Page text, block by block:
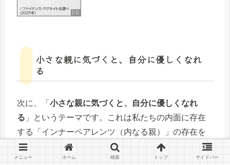
小さな親に気づくと、自分に優しくなれ
る
次に、「 小さな親に気づくと、自分に優しくなれ
る 」というテーマです。これは私たちの内面に存在
する「インナーペアレンツ（内なる親）」の存在を
指します。インナーペアレンツとは、私たちが子供
の頃に親や周囲の大人から受け取った影響が蓄積さ
メニュー ホーム 検索 トップ サイドバー